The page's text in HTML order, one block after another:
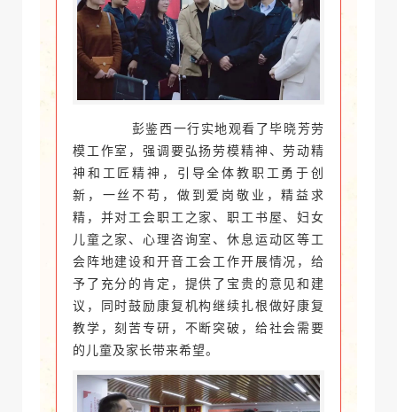
彭鉴西一行实地观看了毕晓芳劳
模工作室，强调要弘扬劳模精神、劳动精
神和工匠精神，引导全体教职工勇于创
新，一丝不苟，做到爱岗敬业，精益求
精，并对工会职工之家、职工书屋、妇女
儿童之家、心理咨询室、休息运动区等工
会阵地建设和开音工会工作开展情况，给
予了充分的肯定，提供了宝贵的意见和建
议，同时鼓励康复机构继续扎根做好康复
教学，刻苦专研，不断突破，给社会需要
的儿童及家长带来希望。